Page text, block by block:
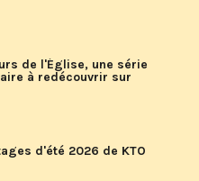
de l'Église, une série
à redécouvrir sur
d'été 2026 de KTO